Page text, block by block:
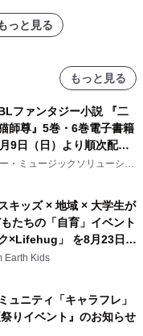
っと見る
もっと見る
ファンタジー小説 『二
師尊』5巻・6巻電子書籍
9日（日）より順次配信
・ミュージックソリューショ
キッズ × 地域 × 大学生が
たちの「自育」イベント
×Lifehug」 を8月23日
Earth Kids
ュニティ「キャラフレ」
祭りイベント』のお知らせ